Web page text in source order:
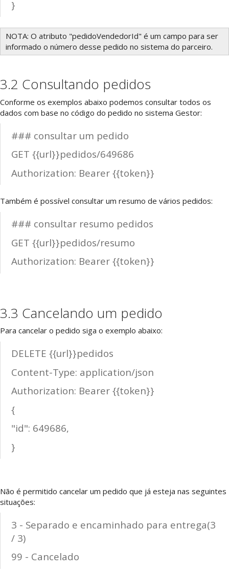
}
NOTA: O atributo "pedidoVendedorId" é um campo para ser
informado o número desse pedido no sistema do parceiro.
3.2 Consultando pedidos
Conforme os exemplos abaixo podemos consultar todos os
dados com base no código do pedido no sistema Gestor:
### consultar um pedido
GET {{url}}pedidos/649686
Authorization: Bearer {{token}}
Também é possível consultar um resumo de vários pedidos:
### consultar resumo pedidos
GET {{url}}pedidos/resumo
Authorization: Bearer {{token}}
3.3 Cancelando um pedido
Para cancelar o pedido siga o exemplo abaixo:
DELETE {{url}}pedidos
Content-Type: application/json
Authorization: Bearer {{token}}
{
"id": 649686,
}
Não é permitido cancelar um pedido que já esteja nas seguintes
situações:
3 - Separado e encaminhado para entrega(3
/ 3)
99 - Cancelado